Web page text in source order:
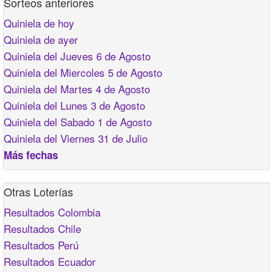
Quiniela de hoy
Quiniela de ayer
Quiniela del Jueves 6 de Agosto
Quiniela del Miercoles 5 de Agosto
Quiniela del Martes 4 de Agosto
Quiniela del Lunes 3 de Agosto
Quiniela del Sabado 1 de Agosto
Quiniela del Viernes 31 de Julio
Más fechas
Otras Loterías
Resultados Colombia
Resultados Chile
Resultados Perú
Resultados Ecuador